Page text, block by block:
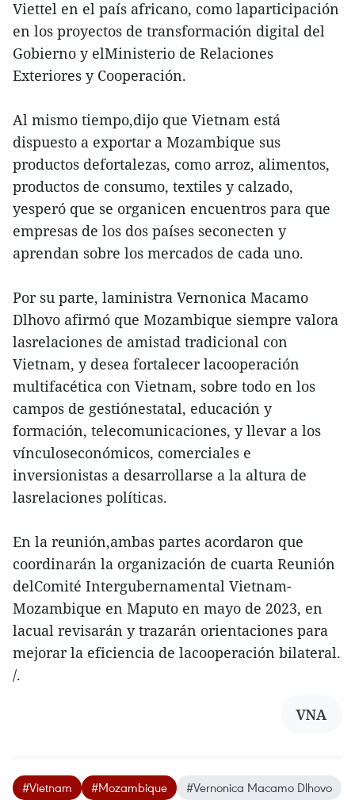
Viettel en el país africano, como laparticipación
en los proyectos de transformación digital del
Gobierno y elMinisterio de Relaciones
Exteriores y Cooperación.
Al mismo tiempo,dijo que Vietnam está
dispuesto a exportar a Mozambique sus
productos defortalezas, como arroz, alimentos,
productos de consumo, textiles y calzado,
yesperó que se organicen encuentros para que
empresas de los dos países seconecten y
aprendan sobre los mercados de cada uno.
Por su parte, laministra Vernonica Macamo
Dlhovo afirmó que Mozambique siempre valora
lasrelaciones de amistad tradicional con
Vietnam, y desea fortalecer lacooperación
multifacética con Vietnam, sobre todo en los
campos de gestiónestatal, educación y
formación, telecomunicaciones, y llevar a los
vínculoseconómicos, comerciales e
inversionistas a desarrollarse a la altura de
lasrelaciones políticas.
En la reunión,ambas partes acordaron que
coordinarán la organización de cuarta Reunión
delComité Intergubernamental Vietnam-
Mozambique en Maputo en mayo de 2023, en
lacual revisarán y trazarán orientaciones para
mejorar la eficiencia de lacooperación bilateral.
/.
VNA
#Vietnam #Mozambique #Vernonica Macamo Dlhovo